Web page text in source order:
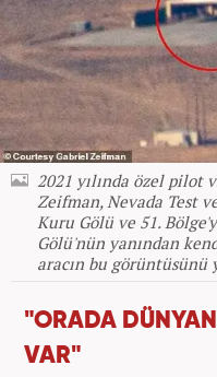
2021 yılında özel pilot
Zeifman, Nevada Test
Kuru Gölü ve 51.
Gölü'nün yanından
aracın bu görüntüsünü
"ORADA
VAR"